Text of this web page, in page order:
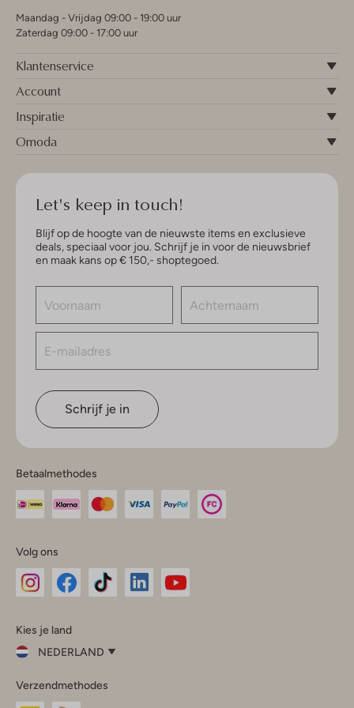
Maandag - Vrijdag 09:00 - 19:00 uur
Zaterdag 09:00 - 17:00 uur
Klantenservice
Account
Inspiratie
Omoda
Let's keep in touch!
Blijf op de hoogte van de nieuwste items en exclusieve
deals, speciaal voor jou. Schrijf je in voor de nieuwsbrief
en maak kans op € 150,- shoptegoed.
Schrijf je in
Betaalmethodes
Volg ons
InstagramFacebook
Kies je land
NEDERLAND
je
land
Verzendmethodes